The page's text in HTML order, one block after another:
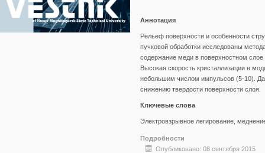
Аннотация
Рельеф поверхности и особенности
пучковой обработки исследованы
содержание меди в поверхностном слое
Высокая скорость кристаллизации в
небольшим числом импульсов (5-10).
снижению твердости поверхности слоя.
Ключевые слова
Электровзрывное легирование,
Подробности
Опубликовано: 08 сентября 2015